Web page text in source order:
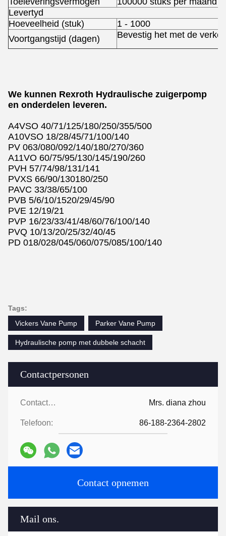
Contactpersonen
Contactpersonen: Mrs. diana zhou
Telefoon: 86-188-2364-2802
Contact opnemen
Mail ons.
Levertyd
Hoeveelheid (stuk)
1 - 1000
Voortgangstijd (dagen)
Bevestig het met de
We kunnen Rexroth Hydraulische zuigerpomp
en onderdelen leveren.
A4VSO 40/71/125/180/250/355/500
A10VSO 18/28/45/71/100/140
PV 063/080/092/140/180/270/360
A11VO 60/75/95/130/145/190/260
PVH 57/74/98/131/141
PVXS 66/90/130180/250
PAVC 33/38/65/100
PVB 5/6/10/1520/29/45/90
PVE 12/19/21
PVP 16/23/33/41/48/60/76/100/140
PVQ 10/13/20/25/32/40/45
PD 018/028/045/060/075/085/100/140
Tags:
Vickers Vane Pump
Parker Vane Pump
Hydraulische pomp met dubbele schacht